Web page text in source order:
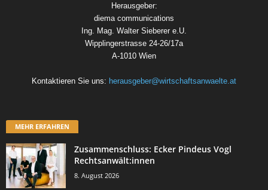
Herausgeber:
diema communications
Ing. Mag. Walter Sieberer e.U.
Wipplingerstrasse 24-26/17a
A-1010 Wien
Kontaktieren Sie uns: herausgeber@wirtschaftsanwaelte.at
MEHR ERFAHREN
Zusammenschluss: Ecker Pindeus Vogl
Rechtsanwält:innen
8. August 2026